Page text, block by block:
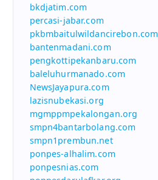
bkdjatim.com
percasi-jabar.com
pkbmbaitulwildancirebon.com
bantenmadani.com
pengkottipekanbaru.com
baleluhurmanado.com
NewsJayapura.com
lazisnubekasi.org
mgmppmpekalongan.org
smpn4bantarbolang.com
smpn1prembun.net
ponpes-alhalim.com
ponpesnias.com